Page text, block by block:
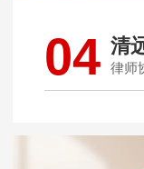
04 清
律师